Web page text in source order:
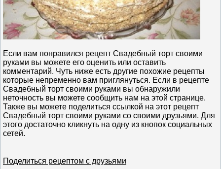
Если вам понравился рецепт Свадебный торт своими
руками вы можете его оценить или оставить
комментарий. Чуть ниже есть другие похожие рецепты
которые непременно вам приглянуться. Если в рецепте
Свадебный торт своими руками вы обнаружили
неточность вы можете сообщить нам на этой странице.
Также вы можете поделиться ссылкой на этот рецепт
Свадебный торт своими руками со своими друзьями. Для
этого достаточно кликнуть на одну из кнопок социальных
сетей.
Поделиться рецептом с друзьями